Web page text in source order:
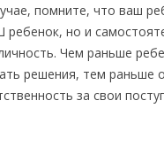
помните, что ваш
но и
Чем раньше
решения, тем раньше
за свои